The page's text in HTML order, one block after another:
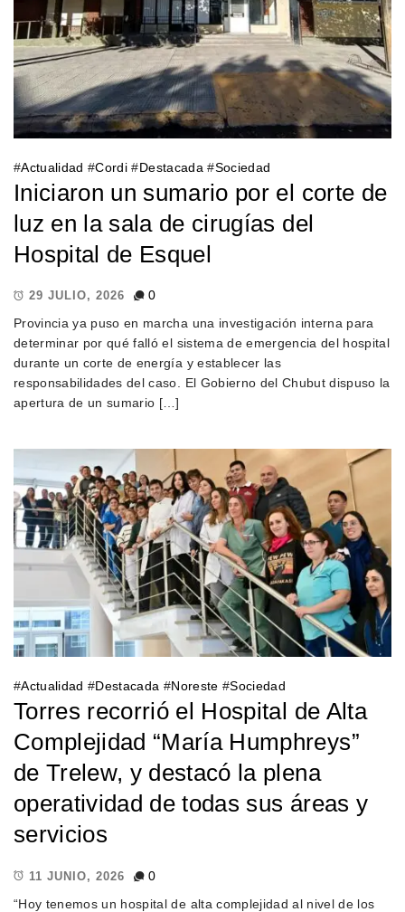
#Actualidad #Cordi #Destacada #Sociedad
Iniciaron un sumario por el corte de
luz en la sala de cirugías del
Hospital de Esquel
29 JULIO, 2026
0
Provincia ya puso en marcha una investigación interna para
determinar por qué falló el sistema de emergencia del hospital
durante un corte de energía y establecer las
responsabilidades del caso. El Gobierno del Chubut dispuso la
apertura de un sumario […]
#Actualidad #Destacada #Noreste #Sociedad
Torres recorrió el Hospital de Alta
Complejidad “María Humphreys”
de Trelew, y destacó la plena
operatividad de todas sus áreas y
servicios
11 JUNIO, 2026
0
“Hoy tenemos un hospital de alta complejidad al nivel de los